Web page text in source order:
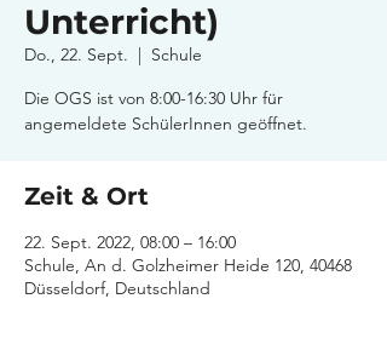
Unterricht)
Do., 22. Sept.
  |
Schule
Die OGS ist von 8:00-16:30 Uhr für
angemeldete SchülerInnen geöffnet.
Zeit & Ort
22. Sept. 2022, 08:00 – 16:00
Schule, An d. Golzheimer Heide 120, 40468
Düsseldorf, Deutschland